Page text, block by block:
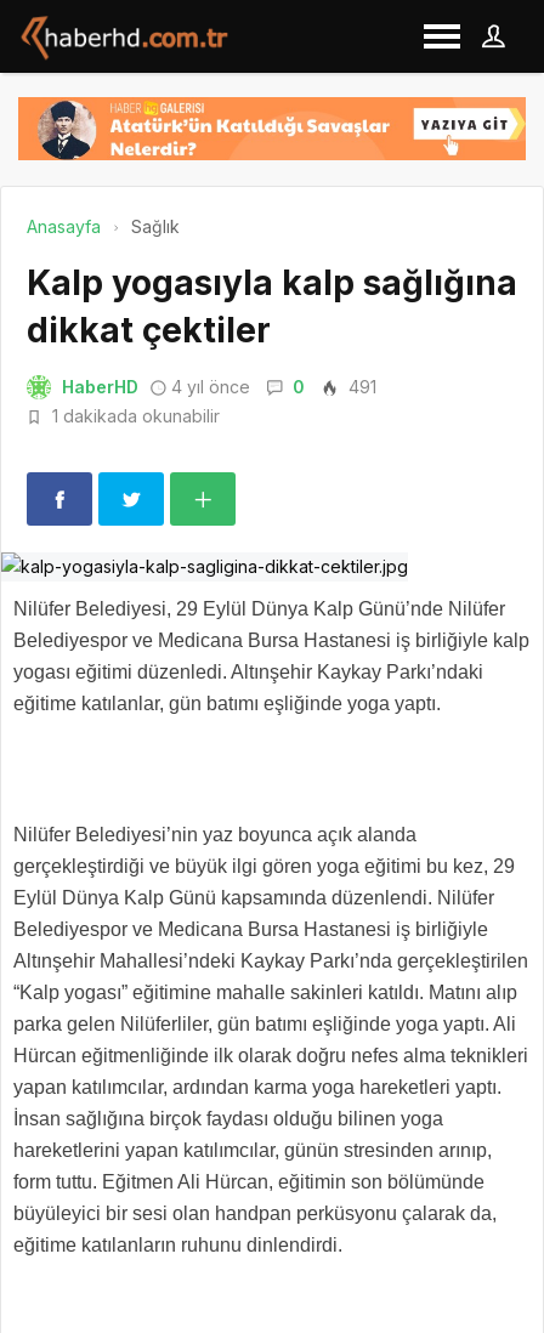
Anasayfa Sağlık
Kalp yogasıyla kalp sağlığına
dikkat çektiler
HaberHD 4 yıl önce 0
491
1 dakikada okunabilir
Nilüfer Belediyesi, 29 Eylül Dünya Kalp Günü’nde Nilüfer
Belediyespor ve Medicana Bursa Hastanesi iş birliğiyle kalp
yogası eğitimi düzenledi. Altınşehir Kaykay Parkı’ndaki
eğitime katılanlar, gün batımı eşliğinde yoga yaptı.
Nilüfer Belediyesi’nin yaz boyunca açık alanda
gerçekleştirdiği ve büyük ilgi gören yoga eğitimi bu kez, 29
Eylül Dünya Kalp Günü kapsamında düzenlendi. Nilüfer
Belediyespor ve Medicana Bursa Hastanesi iş birliğiyle
Altınşehir Mahallesi’ndeki Kaykay Parkı’nda gerçekleştirilen
“Kalp yogası” eğitimine mahalle sakinleri katıldı. Matını alıp
parka gelen Nilüferliler, gün batımı eşliğinde yoga yaptı. Ali
Hürcan eğitmenliğinde ilk olarak doğru nefes alma teknikleri
yapan katılımcılar, ardından karma yoga hareketleri yaptı.
İnsan sağlığına birçok faydası olduğu bilinen yoga
hareketlerini yapan katılımcılar, günün stresinden arınıp,
form tuttu. Eğitmen Ali Hürcan, eğitimin son bölümünde
büyüleyici bir sesi olan handpan perküsyonu çalarak da,
eğitime katılanların ruhunu dinlendirdi.